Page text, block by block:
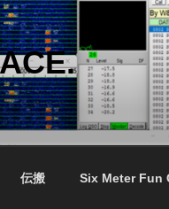
伝搬 Six Meter Fun